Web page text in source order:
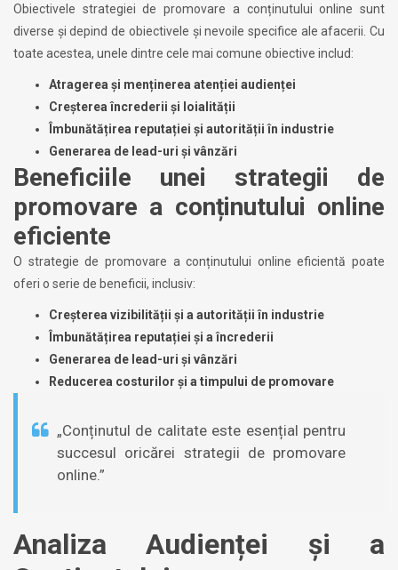
Obiectivele strategiei de promovare a conținutului online sunt
diverse și depind de obiectivele și nevoile specifice ale afacerii. Cu
toate acestea, unele dintre cele mai comune obiective includ:
Atragerea și menținerea atenției audienței
Creșterea încrederii și loialității
Îmbunătățirea reputației și autorității în industrie
Generarea de lead-uri și vânzări
Beneficiile unei strategii de
promovare a conținutului online
eficiente
O strategie de promovare a conținutului online eficientă poate
oferi o serie de beneficii, inclusiv:
Creșterea vizibilității și a autorității în industrie
Îmbunătățirea reputației și a încrederii
Generarea de lead-uri și vânzări
Reducerea costurilor și a timpului de promovare
„Conținutul de calitate este esențial pentru
succesul oricărei strategii de promovare
online.”
Analiza Audienței și a